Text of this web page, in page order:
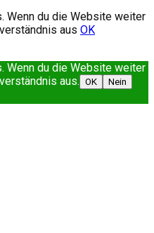
Wenn du die Website weiter
aus OK
Wenn du die Website weiter
aus. OK
Nein